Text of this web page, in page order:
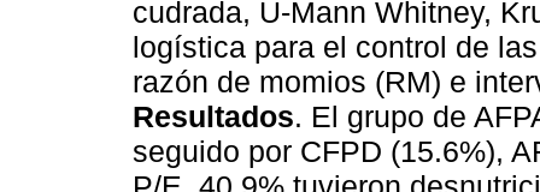
cudrada, U-Mann Whitney,
logística para el control de
razón de momios (RM) e
Resultados. El grupo de
seguido por CFPD (15.6%),